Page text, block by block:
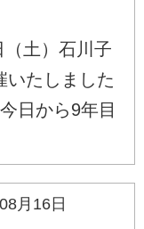
土）石川子
いたしました
日から9年目
月16日